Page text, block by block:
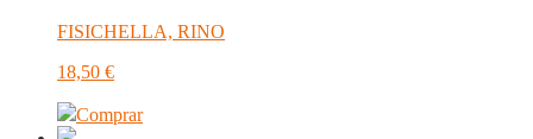
FISICHELLA, RINO
18,50 €
Comprar